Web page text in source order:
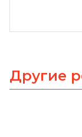
Другие